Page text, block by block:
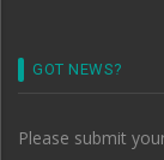
GOT NEWS?
Please submit